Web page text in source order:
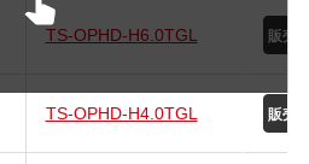
TS-OPHD-H6.0TGL
TS-OPHD-H4.0TGL